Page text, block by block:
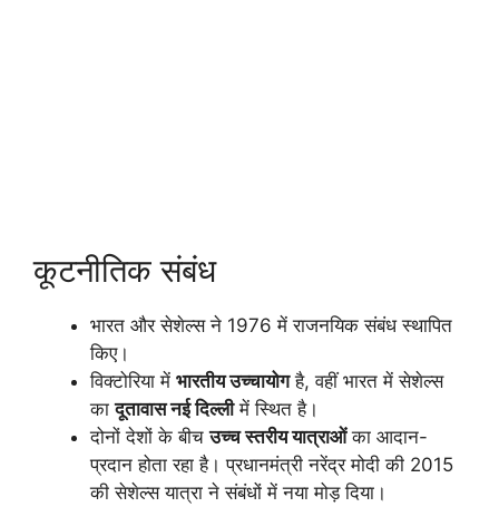
कूटनीतिक संबंध
भारत और सेशेल्स ने 1976 में राजनयिक संबंध स्थापित
किए।
विक्टोरिया में भारतीय उच्चायोगहै, वहीं भारत में सेशेल्स
कादूतावास नई दिल्लीमें स्थित है।
दोनों देशों के बीचउच्च स्तरीय यात्राओंका आदान-
प्रदान होता रहा है। प्रधानमंत्री नरेंद्र मोदी की 2015
की सेशेल्स यात्रा ने संबंधों में नया मोड़ दिया।